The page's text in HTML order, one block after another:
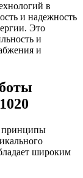
в
и надежность
Это
и
и
принципы
широким